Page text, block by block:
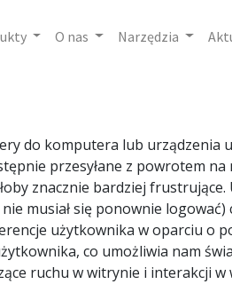
O nas Narzędzia
do komputera lub urządzenia
przesyłane z powrotem
znacznie bardziej frustrujące.
musiał się ponownie logować)
użytkownika w oparciu o
co umożliwia nam
ruchu w witrynie i interakcji